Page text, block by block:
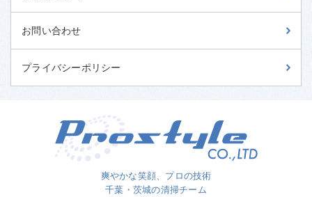
お問い合わせ
プライバシーポリシー
爽やかな笑顔、プロの技術
千葉・茨城の清掃チーム